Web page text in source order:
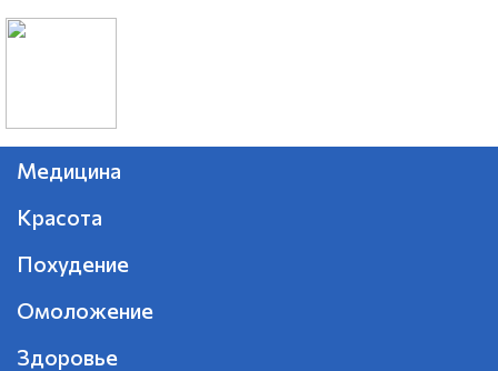
Медицина
Красота
Похудение
Омоложение
Здоровье